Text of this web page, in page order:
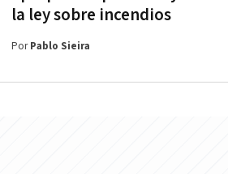
la ley sobre incendios
PorPablo Sieira